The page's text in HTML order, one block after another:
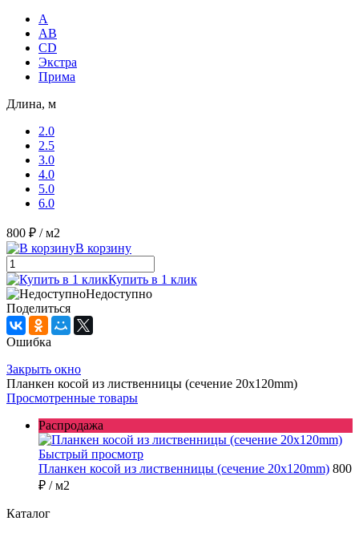
A
AB
CD
Экстра
Прима
Длина, м
2.0
2.5
3.0
4.0
5.0
6.0
800 ₽ / м2
В корзину
Купить в 1 клик
Недоступно
Поделиться
Ошибка
Закрыть окно
Планкен косой из лиственницы (сечение 20х120mm)
Просмотренные товары
Распродажа
Быстрый просмотр
Планкен косой из лиственницы (сечение 20х120mm) 800
₽ / м2
Каталог